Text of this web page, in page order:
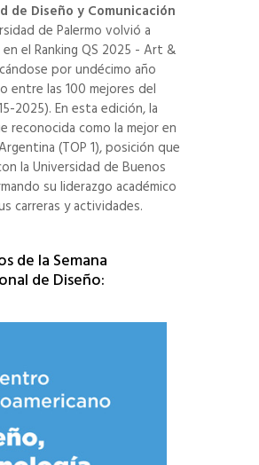
de Diseño y Comunicación
de Palermo volvió a
el Ranking QS 2025 - Art &
por undécimo año
entre las 100 mejores del
2025). En esta edición, la
reconocida como la mejor en
(TOP 1), posición que
la Universidad de Buenos
su liderazgo académico
carreras y actividades.
de la Semana
de Diseño: